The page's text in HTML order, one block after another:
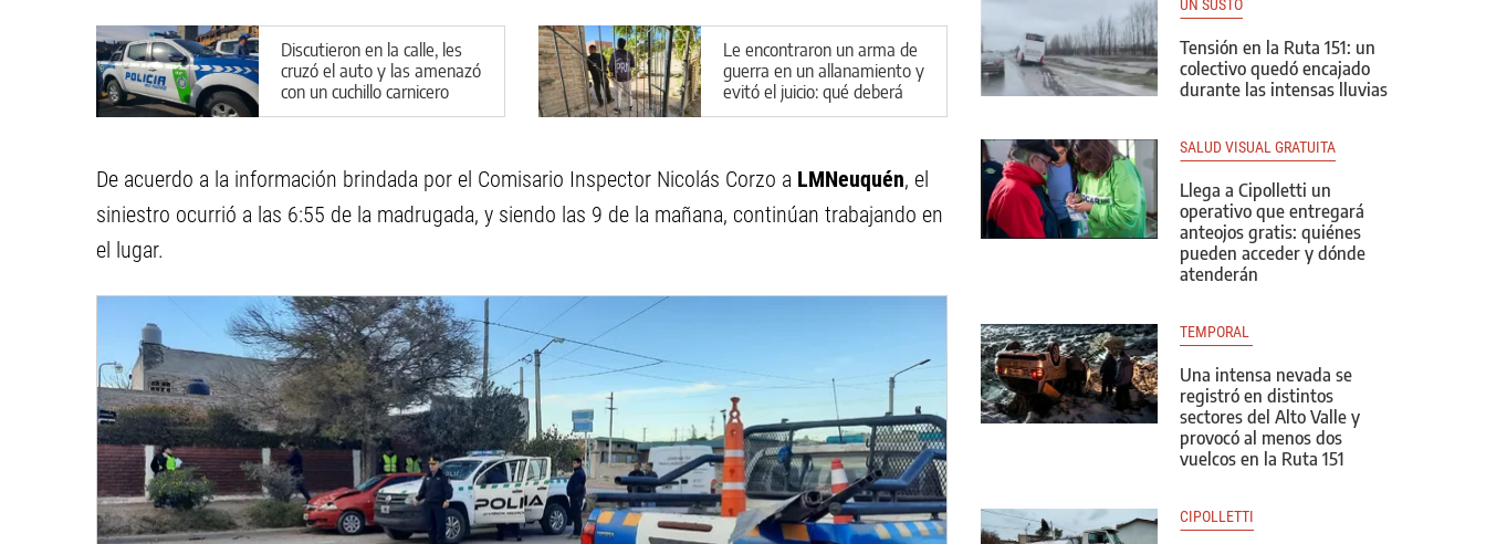
Discutieron en la calle, les
cruzó el auto y las amenazó
con un cuchillo carnicero
Le encontraron un arma de
guerra en un allanamiento y
evitó el juicio: qué deberá
hacer en Cipolletti
De acuerdo a la información brindada por el Comisario Inspector Nicolás Corzo a LMNeuquén, el
siniestro ocurrió a las 6:55 de la madrugada, y siendo las 9 de la mañana, continúan trabajando en
el lugar.
UN SUSTO
Tensión en la Ruta 151: un
colectivo quedó encajado
durante las intensas lluvias
SALUD VISUAL GRATUITA
Llega a Cipolletti un
operativo que entregará
anteojos gratis: quiénes
pueden acceder y dónde
atenderán
TEMPORAL
Una intensa nevada se
registró en distintos
sectores del Alto Valle y
provocó al menos dos
vuelcos en la Ruta 151
CIPOLLETTI